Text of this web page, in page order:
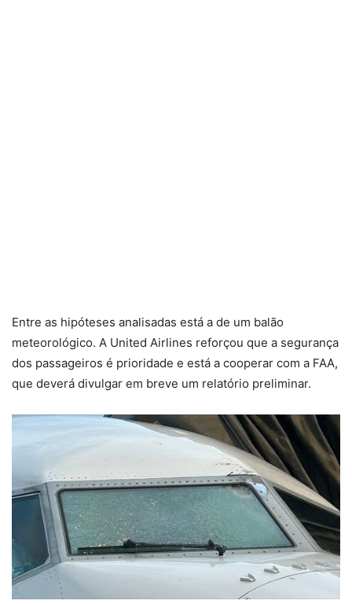
Entre as hipóteses analisadas está a de um balão
meteorológico. A United Airlines reforçou que a segurança
dos passageiros é prioridade e está a cooperar com a FAA,
que deverá divulgar em breve um relatório preliminar.